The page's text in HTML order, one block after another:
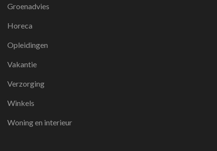
Groenadvies
Horeca
Opleidingen
Vakantie
Verzorging
Winkels
Woning en interieur